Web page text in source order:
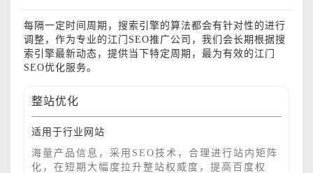
每隔一定时间周期，搜索引擎的算法都会有针对性的进行
调整，作为专业的江门SEO推广公司，我们会长期根据搜
索引擎最新动态，提供当下特定周期，最为有效的江门
SEO优化服务。
整站优化
适用于行业网站
海量产品信息，采用SEO技术，合理进行站内矩阵
化，在短期大幅度拉升整站权威度，提高百度权